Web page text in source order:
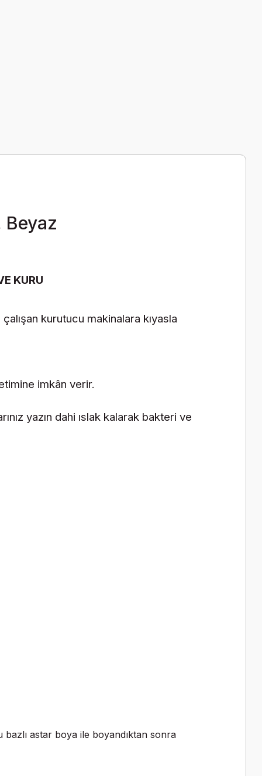
KURU
çalışan kurutucu makinalara kıyasla
imkân verir.
yazın dahi ıslak kalarak bakteri ve
astar boya ile boyandıktan sonra